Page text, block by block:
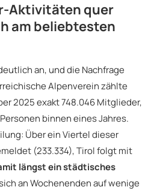
Aktivitäten quer
am beliebtesten
an, und die Nachfrage
Alpenverein zählte
2025 exakt 748.046 Mitglieder,
binnen eines Jahres.
Über ein Viertel dieser
(233.334), Tirol folgt mit
längst ein städtisches
an Wochenenden auf wenige